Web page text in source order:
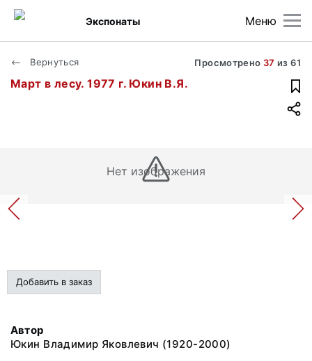
Меню
Экспонаты
Вернуться Просмотрено 37 из61
Март в лесу. 1977 г. Юкин В.Я.
Нет изображения
Добавить в заказ
Автор
Юкин Владимир Яковлевич (1920-2000)